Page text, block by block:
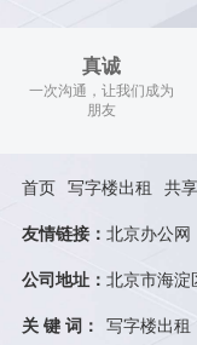
真诚
一次沟通，让我们成为
朋友
首页 写字楼出租 共
友情链接： 北京办公网
公司地址： 北京市海淀
关 键 词： 写字楼出租